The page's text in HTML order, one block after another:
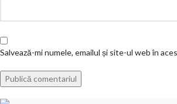
Salvează-mi numele, emailul și site-ul web în